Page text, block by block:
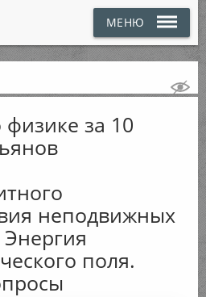
МЕНЮ
за 10
неподвижных
поля.